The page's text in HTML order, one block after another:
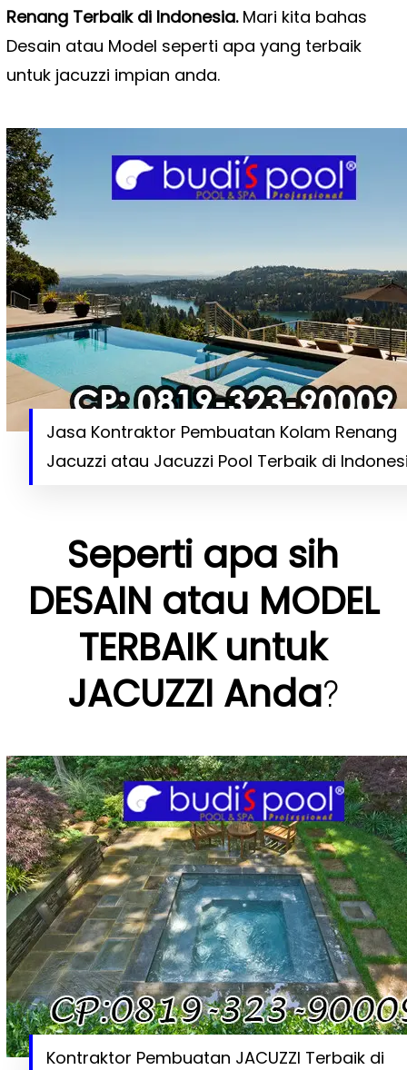
Renang Terbaik di Indonesia.Mari kita bahas
Desain atau Model seperti apa yang terbaik
untuk jacuzzi impian anda.
Jasa Kontraktor Pembuatan Kolam Renang
Jacuzzi atau Jacuzzi Pool Terbaik di
Seperti apa sih
DESAIN atau MODEL
TERBAIK untuk
JACUZZI Anda?
Kontraktor Pembuatan JACUZZI Terbaik di